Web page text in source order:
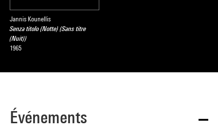
Jannis Kounellis
Senza titolo (Notte) (Sans titre
(Nuit))
1965
Événements